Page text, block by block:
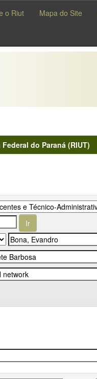
o Riut Mapa do Site
do Paraná (RIUT)